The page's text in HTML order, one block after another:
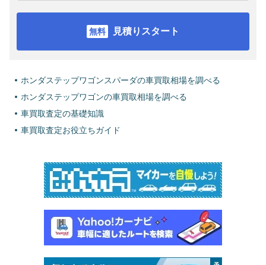
見積りスタート
ホンダステップワゴンスパーダの車買取相場を調べる
ホンダステップワゴンの車買取相場を調べる
車買取査定の基礎知識
車買取査定お役立ちガイド